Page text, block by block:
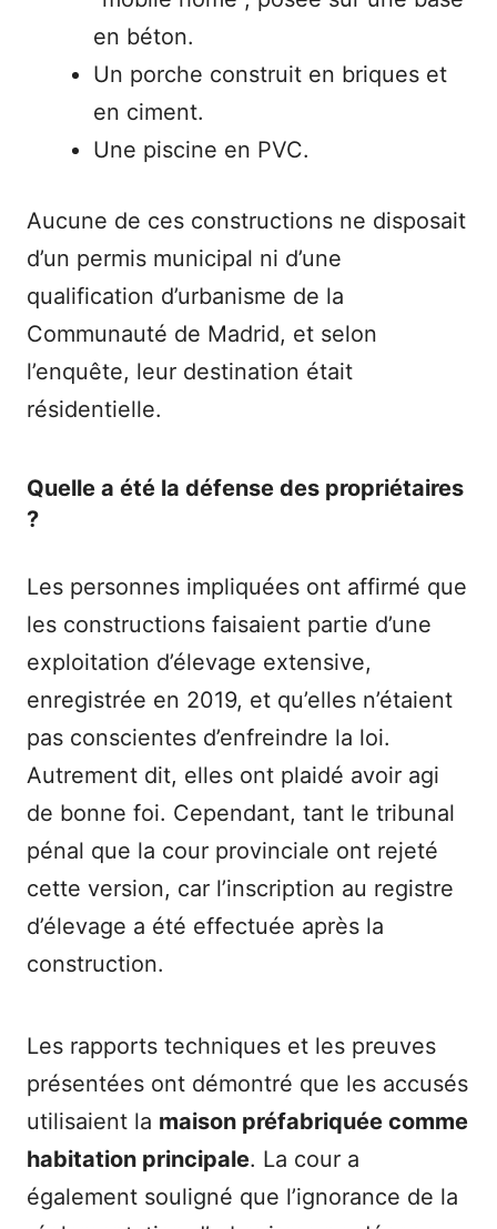
en béton.
Un porche construit en briques et
en ciment.
Une piscine en PVC.
Aucune de ces constructions ne disposait
d’un permis municipal ni d’une
qualification d’urbanisme de la
Communauté de Madrid, et selon
l’enquête, leur destination était
résidentielle.
Quelle a été la défense des propriétaires
?
Les personnes impliquées ont affirmé que
les constructions faisaient partie d’une
exploitation d’élevage extensive,
enregistrée en 2019, et qu’elles n’étaient
pas conscientes d’enfreindre la loi.
Autrement dit, elles ont plaidé avoir agi
de bonne foi. Cependant, tant le tribunal
pénal que la cour provinciale ont rejeté
cette version, car l’inscription au registre
d’élevage a été effectuée après la
construction.
Les rapports techniques et les preuves
présentées ont démontré que les accusés
utilisaient la maison préfabriquée comme
habitation principale. La cour a
également souligné que l’ignorance de la